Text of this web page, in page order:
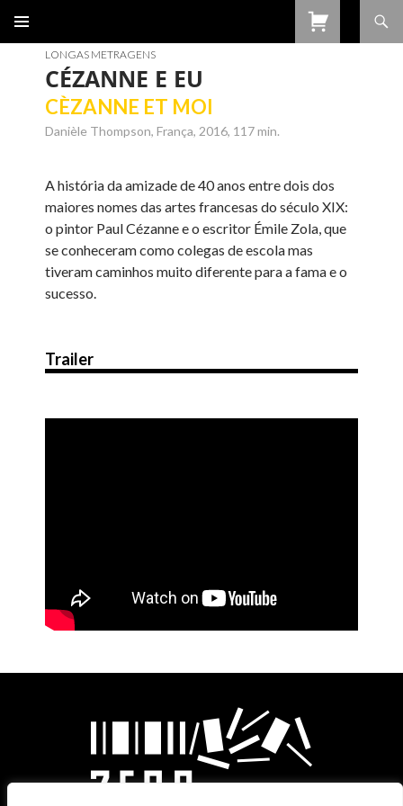
CONTEÚDO
LONGAS METRAGENS
CÉZANNE E EU
CÈZANNE ET MOI
Danièle Thompson, França, 2016, 117 min.
A história da amizade de 40 anos entre dois dos
maiores nomes das artes francesas do século XIX:
o pintor Paul Cézanne e o escritor Émile Zola, que
se conheceram como colegas de escola mas
tiveram caminhos muito diferente para a fama e o
sucesso.
Trailer